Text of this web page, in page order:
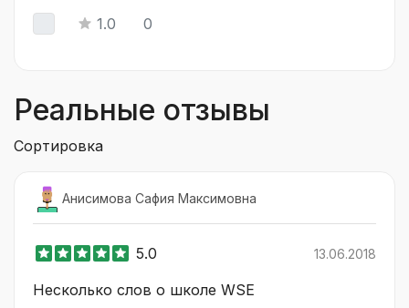
1.0 0
Реальные отзывы
Сортировка
Анисимова Сафия Максимовна
5.0 13.06.2018
Несколько слов о школе WSE